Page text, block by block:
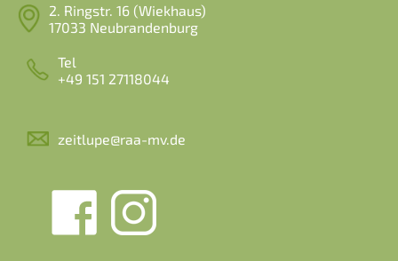
2. Ringstr. 16 (Wiekhaus)
17033 Neubrandenburg
Tel
+49 151 27118044
zeitlupe@raa-mv.de